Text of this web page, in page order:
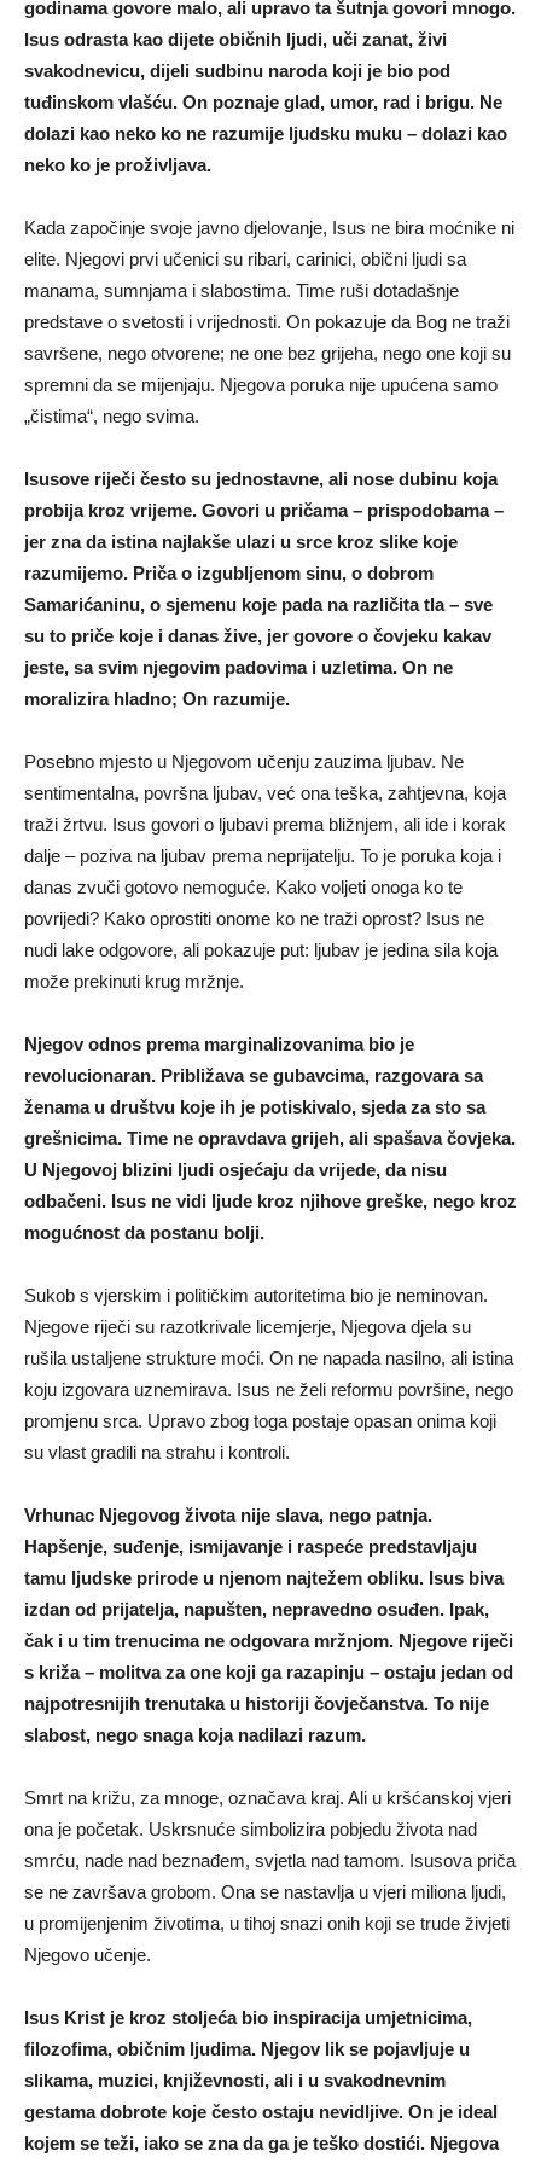
godinama govore malo, ali upravo ta šutnja govori mnogo.
Isus odrasta kao dijete običnih ljudi, uči zanat, živi
svakodnevicu, dijeli sudbinu naroda koji je bio pod
tuđinskom vlašću. On poznaje glad, umor, rad i brigu. Ne
dolazi kao neko ko ne razumije ljudsku muku – dolazi kao
neko ko je proživljava.
Kada započinje svoje javno djelovanje, Isus ne bira moćnike ni
elite. Njegovi prvi učenici su ribari, carinici, obični ljudi sa
manama, sumnjama i slabostima. Time ruši dotadašnje
predstave o svetosti i vrijednosti. On pokazuje da Bog ne traži
savršene, nego otvorene; ne one bez grijeha, nego one koji su
spremni da se mijenjaju. Njegova poruka nije upućena samo
„čistima“, nego svima.
Isusove riječi često su jednostavne, ali nose dubinu koja
probija kroz vrijeme. Govori u pričama – prispodobama –
jer zna da istina najlakše ulazi u srce kroz slike koje
razumijemo. Priča o izgubljenom sinu, o dobrom
Samarićaninu, o sjemenu koje pada na različita tla – sve
su to priče koje i danas žive, jer govore o čovjeku kakav
jeste, sa svim njegovim padovima i uzletima. On ne
moralizira hladno; On razumije.
Posebno mjesto u Njegovom učenju zauzima ljubav. Ne
sentimentalna, površna ljubav, već ona teška, zahtjevna, koja
traži žrtvu. Isus govori o ljubavi prema bližnjem, ali ide i korak
dalje – poziva na ljubav prema neprijatelju. To je poruka koja i
danas zvuči gotovo nemoguće. Kako voljeti onoga ko te
povrijedi? Kako oprostiti onome ko ne traži oprost? Isus ne
nudi lake odgovore, ali pokazuje put: ljubav je jedina sila koja
može prekinuti krug mržnje.
Njegov odnos prema marginalizovanima bio je
revolucionaran. Približava se gubavcima, razgovara sa
ženama u društvu koje ih je potiskivalo, sjeda za sto sa
grešnicima. Time ne opravdava grijeh, ali spašava čovjeka.
U Njegovoj blizini ljudi osjećaju da vrijede, da nisu
odbačeni. Isus ne vidi ljude kroz njihove greške, nego kroz
mogućnost da postanu bolji.
Sukob s vjerskim i političkim autoritetima bio je neminovan.
Njegove riječi su razotkrivale licemjerje, Njegova djela su
rušila ustaljene strukture moći. On ne napada nasilno, ali istina
koju izgovara uznemirava. Isus ne želi reformu površine, nego
promjenu srca. Upravo zbog toga postaje opasan onima koji
su vlast gradili na strahu i kontroli.
Vrhunac Njegovog života nije slava, nego patnja.
Hapšenje, suđenje, ismijavanje i raspeće predstavljaju
tamu ljudske prirode u njenom najtežem obliku. Isus biva
izdan od prijatelja, napušten, nepravedno osuđen. Ipak,
čak i u tim trenucima ne odgovara mržnjom. Njegove riječi
s križa – molitva za one koji ga razapinju – ostaju jedan od
najpotresnijih trenutaka u historiji čovječanstva. To nije
slabost, nego snaga koja nadilazi razum.
Smrt na križu, za mnoge, označava kraj. Ali u kršćanskoj vjeri
ona je početak. Uskrsnuće simbolizira pobjedu života nad
smrću, nade nad beznađem, svjetla nad tamom. Isusova priča
se ne završava grobom. Ona se nastavlja u vjeri miliona ljudi,
u promijenjenim životima, u tihoj snazi onih koji se trude živjeti
Njegovo učenje.
Isus Krist je kroz stoljeća bio inspiracija umjetnicima,
filozofima, običnim ljudima. Njegov lik se pojavljuje u
slikama, muzici, književnosti, ali i u svakodnevnim
gestama dobrote koje često ostaju nevidljive. On je ideal
kojem se teži, iako se zna da ga je teško dostići. Njegova